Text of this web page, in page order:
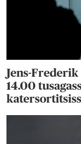
Jens-
14.00